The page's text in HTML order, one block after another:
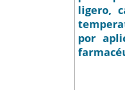
ligero,
por